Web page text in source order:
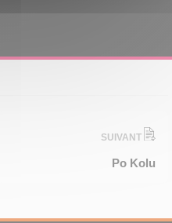
SUIVANT
Po Kolu